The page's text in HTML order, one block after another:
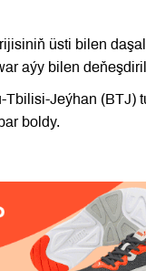
üsti bilen
aýy bilen
Jeýhan (BTJ)
boldy.